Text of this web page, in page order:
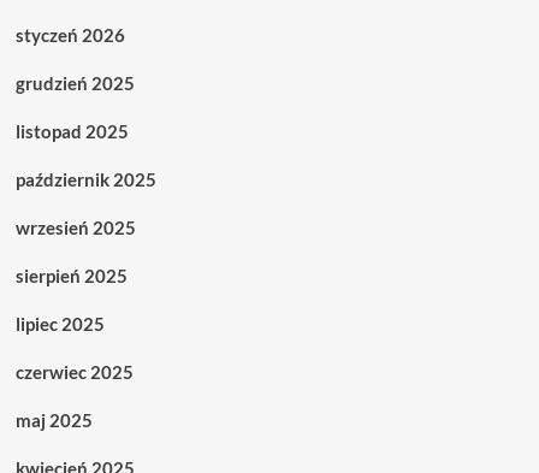
styczeń 2026
grudzień 2025
listopad 2025
październik 2025
wrzesień 2025
sierpień 2025
lipiec 2025
czerwiec 2025
maj 2025